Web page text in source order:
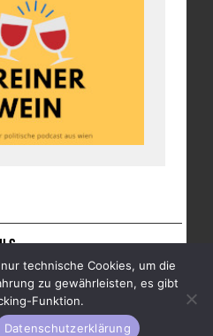
IMPRESSUM
technische Cookies, um die
zu gewährleisten, es gibt
Funktion.
Datenschutzerklärung